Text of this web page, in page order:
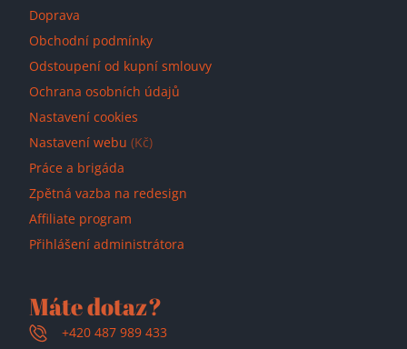
Doprava
Obchodní podmínky
Odstoupení od kupní smlouvy
Ochrana osobních údajů
Nastavení cookies
Nastavení webu (Kč)
Práce a brigáda
Zpětná vazba na redesign
Affiliate program
Přihlášení administrátora
Máte dotaz?
+420 487 989 433